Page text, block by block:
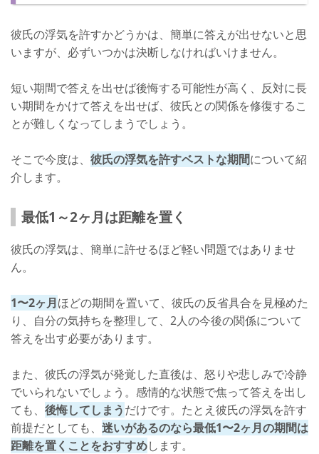
彼氏の浮気を許すかどうかは、簡単に答えが出せないと思
いますが、必ずいつかは決断しなければいけません。
短い期間で答えを出せば後悔する可能性が高く、反対に長
い期間をかけて答えを出せば、彼氏との関係を修復するこ
とが難しくなってしまうでしょう。
そこで今度は、 彼氏の浮気を許すベストな期間について紹
介します。
最低1～2ヶ月は距離を置く
彼氏の浮気は、簡単に許せるほど軽い問題ではありませ
ん。
1〜2ヶ月ほどの期間を置いて、彼氏の反省具合を見極めた
り、自分の気持ちを整理して、2人の今後の関係について
答えを出す必要があります。
また、彼氏の浮気が発覚した直後は、怒りや悲しみで冷静
でいられないでしょう。感情的な状態で焦って答えを出し
ても、 後悔してしまうだけです。たとえ彼氏の浮気を許す
前提だとしても、 迷いがあるのなら最低1〜2ヶ月の期間は
距離を置くことをおすすめします。